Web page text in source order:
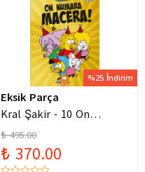
%25 İndirim
Eksik Parça
Kral Şakir - 10 On
Numara Macera Ciltli
₺ 495.00
₺ 370.00